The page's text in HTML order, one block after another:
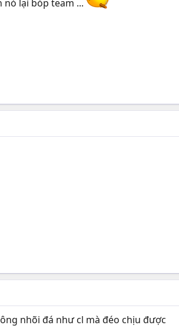
nó lại bóp team ...
nhõi đá như cl mà đéo chịu được